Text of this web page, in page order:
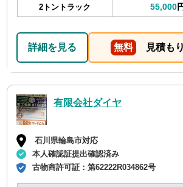
2トントラック 55,000
詳細を見る 無料 見積も
有限会社ダイヤ
石川県輪島市対応
本人確認証提出確認済み
古物商許可証：第62222R034862号